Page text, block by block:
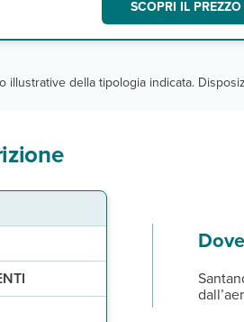
di sicurezza e connessione
gratuita in reception.
lenzuola 1 volta a settimana,
SCOPRI IL PREZZO
illustrative della tipologia indicata.
di fine sabbia bianca, non
(36 m , max 3 adulti o 2 +
separata per bambini e ombrelloni,